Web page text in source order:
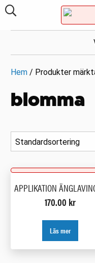
Hem / Produkter
blomma
APPLIKATION
170.00 kr
Läs mer